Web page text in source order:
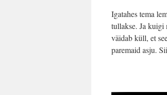
Igatahes tema
tullakse. Ja kuigi
väidab küll, et
paremaid asju.